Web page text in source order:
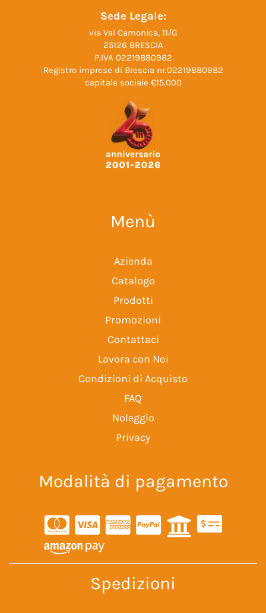
Sede Legale:
via Val Camonica, 11/G
25126 BRESCIA
P.IVA 02219880982
Registro imprese di Brescia nr.02219880982
capitale sociale €15.000
Menù
Azienda
Catalogo
Prodotti
Promozioni
Contattaci
Lavora con Noi
Condizioni di Acquisto
FAQ
Noleggio
Privacy
Modalità di pagamento
Spedizioni